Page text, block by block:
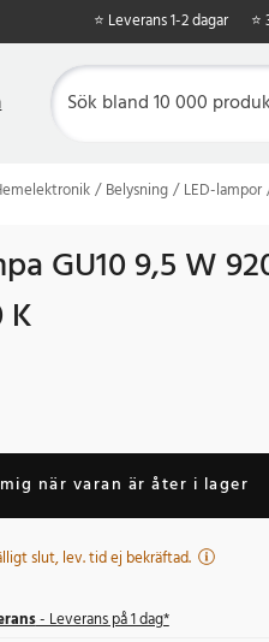
⭐ Leverans 1-2 dagar
Belysning LED-lampor
GU10 9,5 W
K
när varan är åter i lager
slut, lev. tid ej bekräftad.
- Leverans på 1 dag*